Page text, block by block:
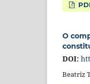
O
DOI:
Beatriz